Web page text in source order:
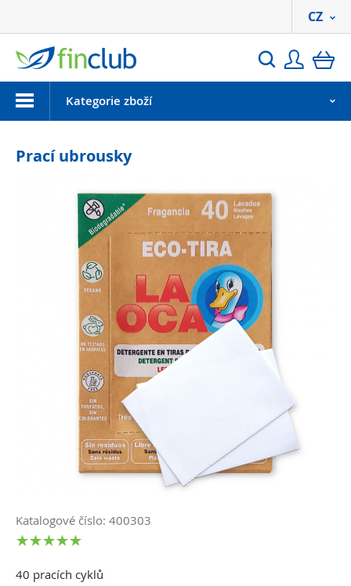
Hledat
CZ
MenuKategorie zboží
Prací ubrousky
Katalogové číslo: 400303
40 pracích cyklů